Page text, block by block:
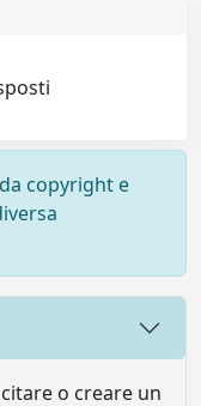
copyright e
o creare un